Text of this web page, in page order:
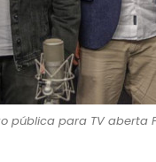
pública para TV aberta